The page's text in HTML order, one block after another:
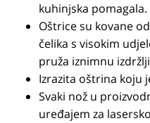
kuhinjska pomagala.
Oštrice su kovane
čelika s visokim
pruža iznimnu
Izrazita oštrina koju
Svaki nož u
uređajem za